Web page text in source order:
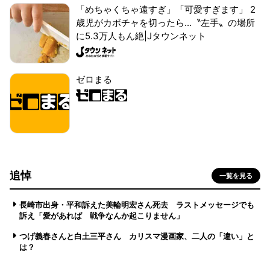
「めちゃくちゃ遠すぎ」「可愛すぎます」 2
歳児がカボチャを切ったら...〝左手〟の場所
に5.3万人もん絶|Jタウンネット
ゼロまる
追悼 一覧を見る
長崎市出身・平和訴えた美輪明宏さん死去 ラストメッセージでも
訴え「愛があれば 戦争なんか起こりません」
つげ義春さんと白土三平さん カリスマ漫画家、二人の「違い」と
は？